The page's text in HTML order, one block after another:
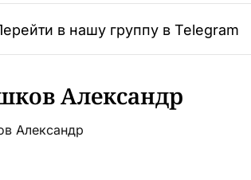
в нашу группу в Telegram
Александр
Александр